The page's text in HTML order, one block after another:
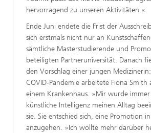
hervorragend zu unseren Aktivitäten.«
Ende Juni endete die Frist der
sich erstmals nicht nur an
sämtliche Masterstudierende und
beteiligten Partneruniversität. Danach
den Vorschlag einer jungen
COVID-Pandemie arbeitete Fiona Smith
einem Krankenhaus. »Mir wurde
künstliche Intelligenz meinen Alltag
sie. Sie entschied sich, eine Promotion
anzugehen. »Ich wollte mehr darüber